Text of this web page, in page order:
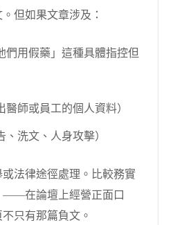
但如果文章涉及：
們用假藥」這種具體指控但
師或員工的個人資料）
洗文、人身攻擊）
法律途徑處理。比較務實
——在論壇上經營正面口
只有那篇負文。